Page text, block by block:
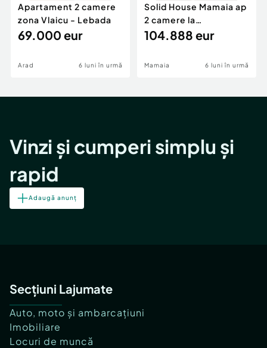
Apartament 2 camere
zona Vlaicu - Lebada
69.000 eur
Arad 6 luni în urmă
Solid House Mamaia ap
2 camere la
cheie,langa Mega
104.888 eur
Mamaia 6 luni în urmă
Vinzi și cumperi simplu și
rapid
Adaugă anunț
Secțiuni Lajumate
Auto, moto și ambarcațiuni
Imobiliare
Locuri de muncă